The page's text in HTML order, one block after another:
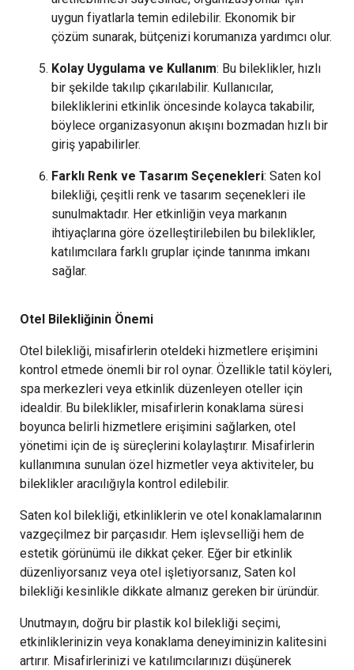
uygun fiyatlarla temin edilebilir. Ekonomik bir
çözüm sunarak, bütçenizi korumanıza yardımcı olur.
Kolay Uygulama ve Kullanım: Bu bileklikler, hızlı
bir şekilde takılıp çıkarılabilir. Kullanıcılar,
bilekliklerini etkinlik öncesinde kolayca takabilir,
böylece organizasyonun akışını bozmadan hızlı bir
giriş yapabilirler.
Farklı Renk ve Tasarım Seçenekleri: Saten kol
bilekliği, çeşitli renk ve tasarım seçenekleri ile
sunulmaktadır. Her etkinliğin veya markanın
ihtiyaçlarına göre özelleştirilebilen bu bileklikler,
katılımcılara farklı gruplar içinde tanınma imkanı
sağlar.
Otel Bilekliğinin Önemi
Otel bilekliği, misafirlerin oteldeki hizmetlere erişimini
kontrol etmede önemli bir rol oynar. Özellikle tatil köyleri,
spa merkezleri veya etkinlik düzenleyen oteller için
idealdir. Bu bileklikler, misafirlerin konaklama süresi
boyunca belirli hizmetlere erişimini sağlarken, otel
yönetimi için de iş süreçlerini kolaylaştırır. Misafirlerin
kullanımına sunulan özel hizmetler veya aktiviteler, bu
bileklikler aracılığıyla kontrol edilebilir.
Saten kol bilekliği, etkinliklerin ve otel konaklamalarının
vazgeçilmez bir parçasıdır. Hem işlevselliği hem de
estetik görünümü ile dikkat çeker. Eğer bir etkinlik
düzenliyorsanız veya otel işletiyorsanız, Saten kol
bilekliği kesinlikle dikkate almanız gereken bir üründür.
Unutmayın, doğru bir plastik kol bilekliği seçimi,
etkinliklerinizin veya konaklama deneyiminizin kalitesini
artırır. Misafirlerinizi ve katılımcılarınızı düşünerek